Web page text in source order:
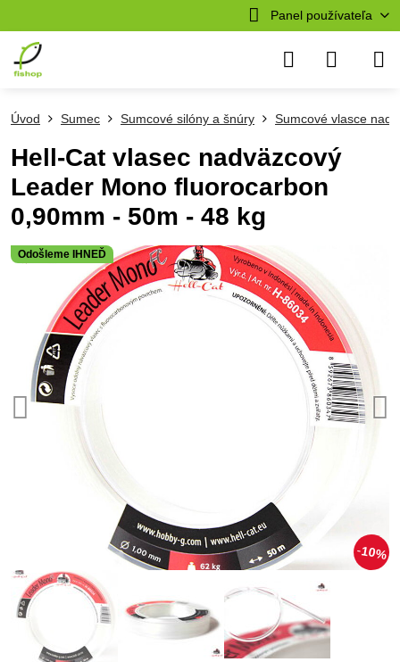
Panel používateľa
Odošleme IHNEĎ
10%
Úvod Sumec Sumcové silóny a šnúry Sumcové vlasce
Hell-Cat vlasec nadväzcový
Leader Mono fluorocarbon
0,90mm - 50m - 48 kg